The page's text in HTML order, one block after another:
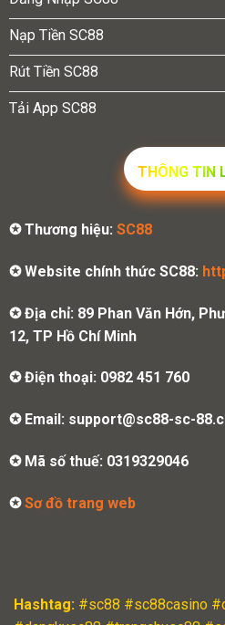
Nạp Tiền SC88
Rút Tiền SC88
Tải App SC88
THÔNG TIN
✪ Thương hiệu: SC88
✪ Website chính thức SC88:
✪ Địa chỉ: 89 Phan Văn Hớn,
12, TP Hồ Chí Minh
✪ Điện thoại: 0982 451 760
✪ Email: support@sc88-sc-
✪ Mã số thuế: 0319329046
✪Sơ đồ trang web
Hashtag: #sc88 #sc88casino